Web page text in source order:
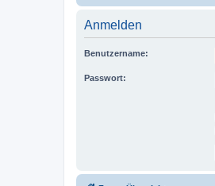
Anmelden
Benutzername:
Passwort: